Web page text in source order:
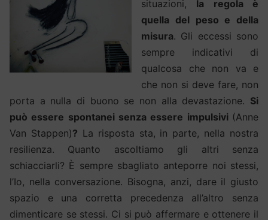
situazioni, la regola è
quella del peso e della
misura. Gli eccessi sono
sempre indicativi di
qualcosa che non va e
che non si deve fare, non
porta a nulla di buono se non alla devastazione. Si
può essere spontanei senza essere impulsivi (Anne
Van Stappen)? La risposta sta, in parte, nella nostra
resilienza. Quanto ascoltiamo gli altri senza
schiacciarli? È sempre sbagliato anteporre noi stessi,
l’Io, nella conversazione. Bisogna, anzi, dare il giusto
spazio e una corretta precedenza all’altro senza
dimenticare se stessi. Ci si può affermare e ottenere il